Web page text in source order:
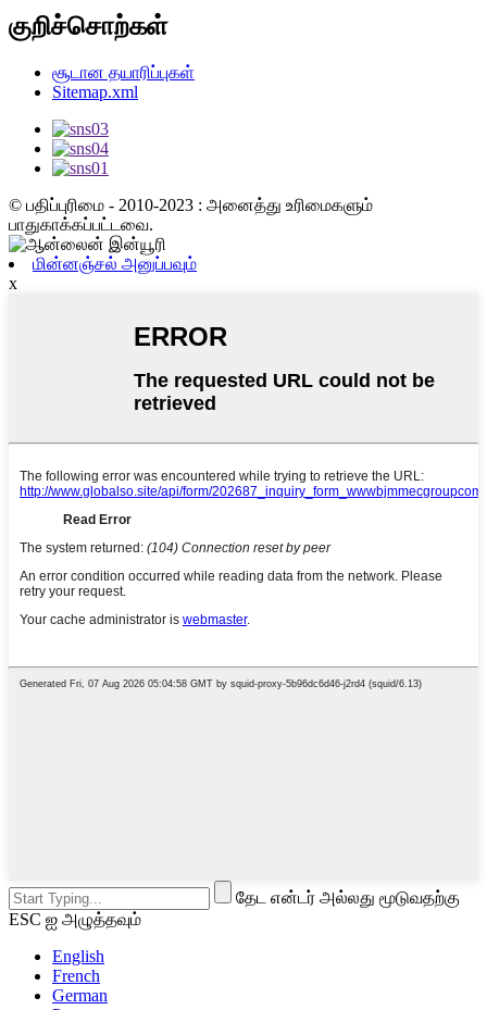
குறிச்சொற்கள்
சூடான தயாரிப்புகள்
Sitemap.xml
© பதிப்புரிமை - 2010-2023 : அனைத்து உரிமைகளும்
பாதுகாக்கப்பட்டவை.
மின்னஞ்சல் அனுப்பவும்
x
தேட என்டர் அல்லது மூடுவதற்கு
ESC ஐ அழுத்தவும்
English
French
German